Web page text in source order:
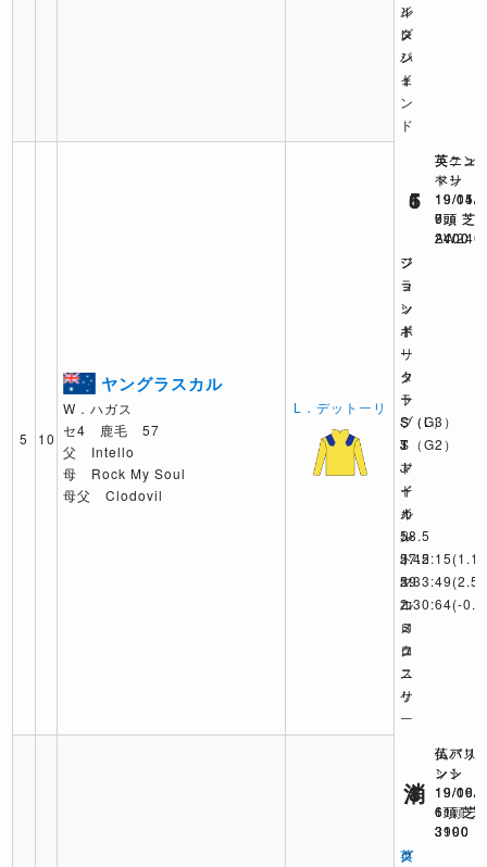
ル
タ
ン
ト
ン
レ
ジ
ェ
ン
ド
イ
ズ
ハ
イ
5 10
ヤングラスカル
W．ハガス
セ4 鹿毛 57
父 Intello
母 Rock My Soul
母父 Clodovil
L．デットーリ
1
英ケン
トン
19/11/
6頭
フ
ラ
ッ
ド
リ
ッ
ト
S（L）
T
マ
ー
カ
ン
ド
59
2:30:64(-
ロ
ク
ス
リ
ー
6
英ニュ
マー
19/05/
7頭 芝
2400
ジ
ョ
ッ
キ
ー
ク
ラ
ブ
S（G2）
J
ド
イ
ル
57.5
2:33:49(2.5)
コ
ミ
ュ
ニ
ケ
5
英ニュ
ベリ
19/04/
9頭 芝
2400
ジ
ョ
ン
ポ
ー
タ
ー
S（G3）
J
ド
イ
ル
58.5
2:42:15(1.1)
マ
ル
メ
ロ
消
仏パリ
ンシ
19/10/
6頭 芝
3100
ロ
1
仏パリ
ンシ
19/09/
6頭 芝
3100
グ
8
英アス
ット
19/06/
11頭 芝
3990
英